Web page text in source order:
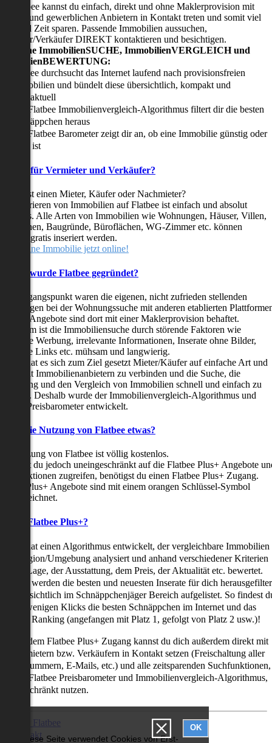
Diese Seite verwendet Cookies von Erst-
OK
Flatbee kannst du einfach, direkt und ohne Maklerprovision mit
und gewerblichen Anbietern in Kontakt treten und somit viel
und Zeit sparen. Passende Immobilien aussuchen,
Verkäufer DIREKT kontaktieren und besichtigen.
in-one ImmobilienSUCHE, ImmobilienVERGLEICH und
Flatbee durchsucht das Internet laufend nach provisionsfreien
Immobilien und bündelt diese übersichtlich, kompakt und
tagesaktuell
Der Flatbee Immobilienvergleich-Algorithmus filtert dir die besten
Schnäppchen heraus
Der Flatbee Barometer zeigt dir an, ob eine Immobilie günstig oder
teuer ist
für Vermieter und Verkäufer?
suchst einen Mieter, Käufer oder Nachmieter?
Inserieren von Immobilien auf Flatbee ist einfach und absolut
Alle Arten von Immobilien wie Wohnungen, Häuser, Villen,
Baugründe, Büroflächen, WG-Zimmer etc. können
gratis inseriert werden.
deine Immobilie jetzt online!
wurde Flatbee gegründet?
Ausgangspunkt waren die eigenen, nicht zufrieden stellenden
bei der Wohnungssuche mit anderen etablierten
alle Angebote sind dort mit einer Maklerprovision behaftet.
ist die Immobiliensuche durch störende Faktoren wie
Werbung, irrelevante Informationen, Inserate ohne Bilder,
Links etc. mühsam und langwierig.
hat es sich zum Ziel gesetzt Mieter/Käufer auf einfache Art und
mit Immobilienanbietern zu verbinden und die Suche, die
und den Vergleich von Immobilien schnell und einfach zu
Deshalb wurde der Immobilienvergleich-Algorithmus und
Preisbarometer entwickelt.
die Nutzung von Flatbee etwas?
Nutzung von Flatbee ist völlig kostenlos.
du jedoch uneingeschränkt auf die Flatbee Plus+ Angebote
zugreifen, benötigst du einen Flatbee Plus+ Zugang.
Plus+ Angebote sind mit einem orangen Schlüssel-Symbol
ist Flatbee Plus+?
hat einen Algorithmus entwickelt, der vergleichbare Immobilien
Region/Umgebung analysiert und anhand verschiedener Kriterien
der Lage, der Ausstattung, dem Preis, der Aktualität etc. bewertet.
werden die besten und neuesten Inserate für dich
übersichtlich im Schnäppchenjäger Bereich aufgelistet. So findest
nur wenigen Klicks die besten Schnäppchen im Internet und das
als Ranking (angefangen mit Platz 1, gefolgt von Platz 2 usw.)!
mit dem Flatbee Plus+ Zugang kannst du dich außerdem direkt mit
Vermietern bzw. Verkäufern in Kontakt setzen (Freischaltung aller
E-Mails, etc.) und alle zeitsparenden Suchfunktionen,
den Flatbee Preisbarometer und Immobilienvergleich-Algorithmus,
nutzen.
Über Flatbee
Kontakt